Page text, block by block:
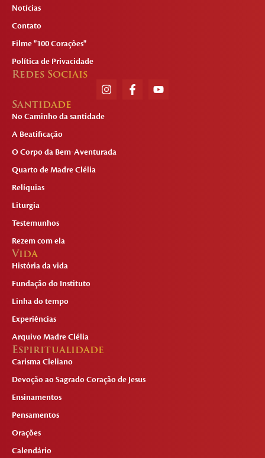
Notícias
Contato
Filme "100 Corações"
Política de Privacidade
Redes Sociais
Santidade
No Caminho da santidade
A Beatificação
O Corpo da Bem-Aventurada
Quarto de Madre Clélia
Relíquias
Liturgia
Testemunhos
Rezem com ela
Vida
História da vida
Fundação do Instituto
Linha do tempo
Experiências
Arquivo Madre Clélia
Espiritualidade
Carisma Cleliano
Devoção ao Sagrado Coração de Jesus
Ensinamentos
Pensamentos
Orações
Calendário